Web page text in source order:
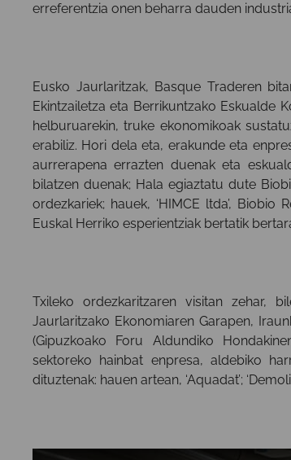
erreferentzia onen beharra dauden
Eusko Jaurlaritzak, Basque Traderen
Ekintzailetza eta Berrikuntzako Eskualde
helburuarekin, truke ekonomikoak
erabiliz. Hori dela eta, erakunde eta
aurrerapena errazten duenak eta
bilatzen duenak; Hala egiaztatu dute
ordezkariek; hauek, ‘HIMCE ltda’, Biobio
Euskal Herriko esperientziak bertatik
Txileko ordezkaritzaren visitan zehar,
Jaurlaritzako Ekonomiaren Garapen,
(Gipuzkoako Foru Aldundiko
sektoreko hainbat enpresa, aldebiko
dituztenak: hauen artean, ‘Aquadat’;